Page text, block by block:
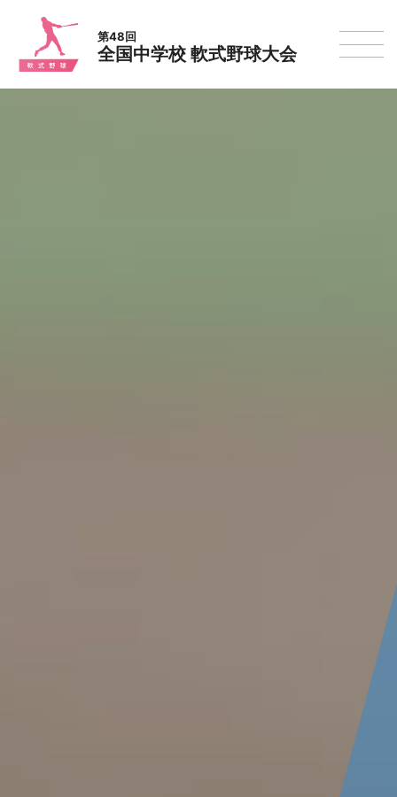
第48回
全国中学校 軟式野球大会